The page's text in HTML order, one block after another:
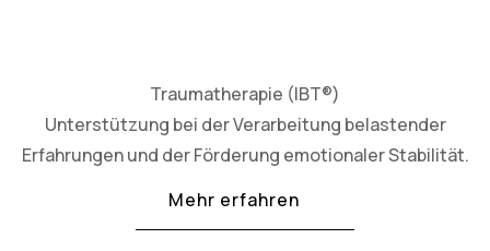
Traumatherapie (IBT®)
Unterstützung bei der Verarbeitung belastender
Erfahrungen und der Förderung emotionaler Stabilität.
Mehr erfahren